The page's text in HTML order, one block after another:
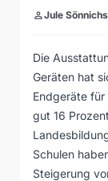
personJule
Die
Geräten hat
Endgeräte
gut 16
Schulen
Steigerung